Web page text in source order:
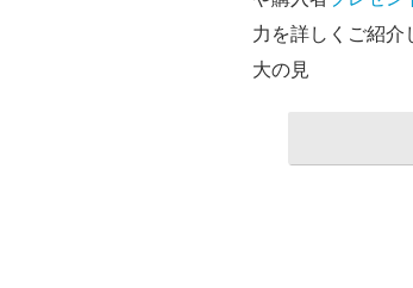
力を詳しくご紹介
大の見